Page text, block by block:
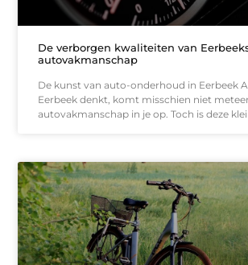
De verborgen kwaliteiten van
autovakmanschap
De kunst van auto-onderhoud in Eerbeek
Eerbeek denkt, komt misschien niet
autovakmanschap in je op. Toch is deze